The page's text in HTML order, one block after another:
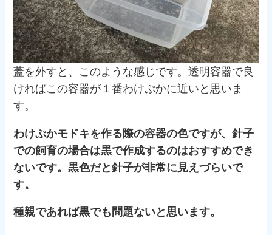
蓋を外すと、このような感じです。透明容器で良
ければこの容器が１番わけぷかに近いと思いま
す。
わけぷかモドキを作る際の容器の色ですが、針子
での飼育の場合は黒で作成するのはおすすめでき
ないです。黒色だと針子が非常に見えづらいで
す。
種親であれば黒でも問題ないと思います。